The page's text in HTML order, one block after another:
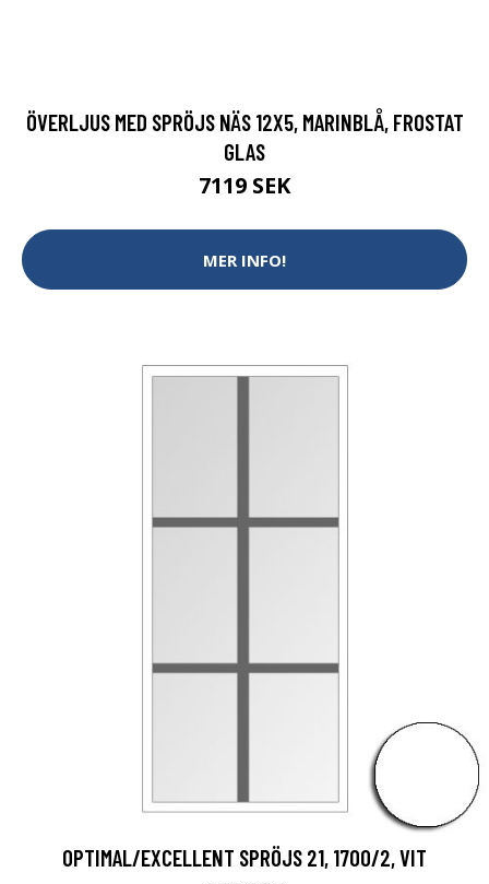
ÖVERLJUS MED SPRÖJS NÄS 12X5, MARINBLÅ, FROSTAT
GLAS
7119 SEK
MER INFO!
OPTIMAL/EXCELLENT SPRÖJS 21, 1700/2, VIT